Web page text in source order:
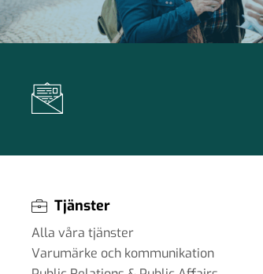
Tjänster
Alla våra tjänster
Varumärke och kommunikation